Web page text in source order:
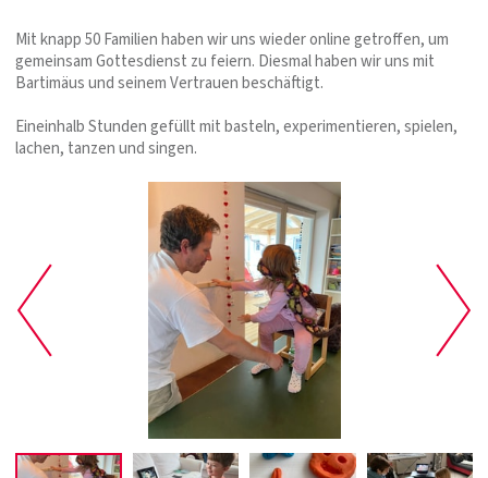
Mit knapp 50 Familien haben wir uns wieder online getroffen, um
gemeinsam Gottesdienst zu feiern. Diesmal haben wir uns mit
Bartimäus und seinem Vertrauen beschäftigt.
Eineinhalb Stunden gefüllt mit basteln, experimentieren, spielen,
lachen, tanzen und singen.